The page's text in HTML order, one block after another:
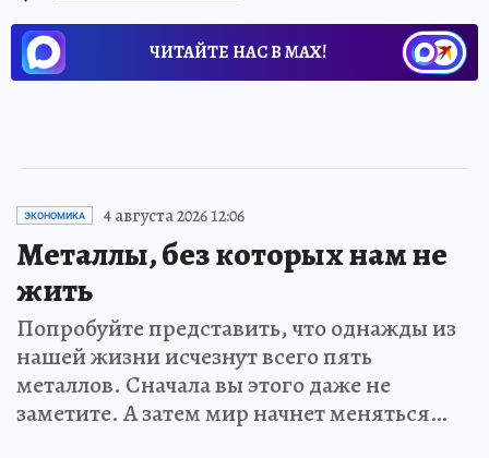
ЧИТАЙТЕ НАС В МАХ!
ЭКОНОМИКА 4 августа 2026 12:06
Металлы, без которых нам не
жить
Попробуйте представить, что однажды из
нашей жизни исчезнут всего пять
металлов. Сначала вы этого даже не
заметите. А затем мир начнет меняться…